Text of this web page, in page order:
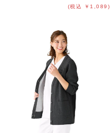
(税込 ￥1,089)